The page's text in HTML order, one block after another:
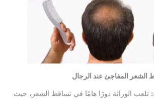
الشعر المفاجئ عند الرجال
: تلعب الوراثة دورًا هامًا في تساقط الشعر، حيث